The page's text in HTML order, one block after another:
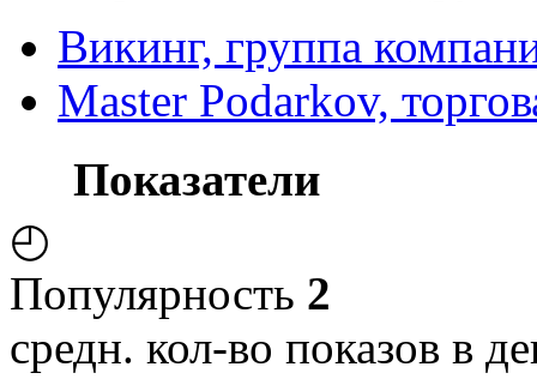
Викинг, группа
Master Podarkov,
Показатели
◴
Популярность 2
средн. кол-во показов в